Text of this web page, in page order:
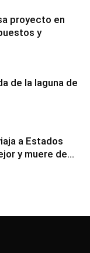
proyecto en
y
de la laguna de
a Estados
y muere de...